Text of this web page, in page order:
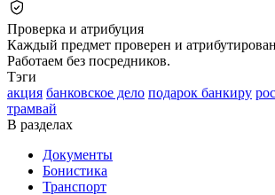
Проверка и атрибуция
Каждый предмет проверен и
Работаем без посредников.
Тэги
акция банковское дело подарок банкиру
трамвай
В разделах
Документы
Бонистика
Транспорт